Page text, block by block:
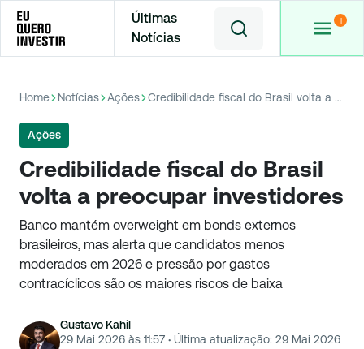
Últimas
Notícias
Home Notícias Ações Credibilidade fiscal do Brasil volta a preocupar investidores
Ações
Credibilidade fiscal do Brasil
volta a preocupar investidores
Banco mantém overweight em bonds externos
brasileiros, mas alerta que candidatos menos
moderados em 2026 e pressão por gastos
contracíclicos são os maiores riscos de baixa
Gustavo Kahil
29 Mai 2026 às 11:57 · Última atualização: 29 Mai 2026